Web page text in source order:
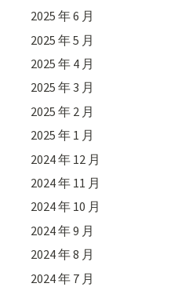
2025 年 6 月
2025 年 5 月
2025 年 4 月
2025 年 3 月
2025 年 2 月
2025 年 1 月
2024 年 12 月
2024 年 11 月
2024 年 10 月
2024 年 9 月
2024 年 8 月
2024 年 7 月